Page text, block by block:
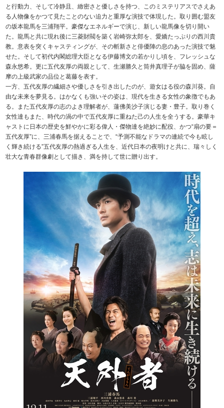
と行動力、そして冷静且、緻密さと優しさを持つ、このミステリアスでさえあ
る人物像をかつて見たことのない迫力と重厚な演技で体現した。取り囲む盟友
の坂本龍馬を三浦翔平。豪傑なエネルギーで演じ、新しい龍馬像を切り開い
た。龍馬と共に現れ後に三菱財閥を築く岩崎弥太郎を、愛嬌たっぷりの西川貴
教。意表を突くキャスティングが、その斬新さと俳優陣の息のあった演技で魅
せた。そして初代内閣総理大臣となる伊藤博文の若かりし頃を、フレッシュな
森永悠希。更に五代友厚の両親として、生瀬勝久と筒井真理子が脇を固め、薩
摩の上級武家の品位と葛藤を表す。
一方、五代友厚の繊細さや優しさを引き出したのが、遊女はる役の森川葵。自
由な未来を夢見る。はかなくも強いその姿は、現代を生きる女性の象徴でもあ
る。また五代友厚の志のよき理解者が、蓮佛美沙子演じる妻・豊子。取り巻く
女性達もまた、時代の渦の中で五代友厚に重ねた己の人生を全うする。豪華キ
ャストに日本の歴史を鮮やかに彩る偉人・傑物達を絶妙に配役、かつ“扇の要＝
五代友厚”に、三浦春馬を据えることで、“予測不能なドラマの連続で今も眩し
く輝き続ける”五代友厚の熱過ぎる人生を、近代日本の夜明けと共に、瑞々しく
壮大な青春群像劇として描き、満を持して世に贈り出す。